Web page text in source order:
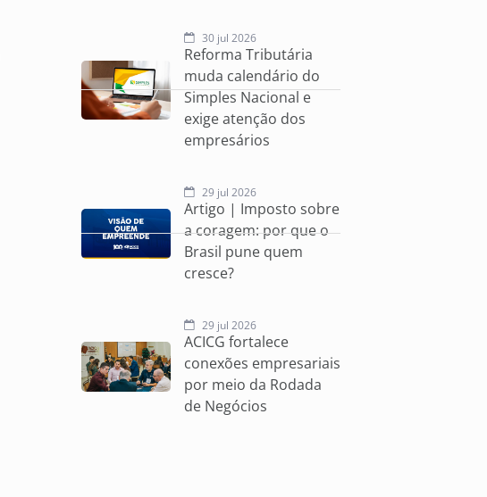
30 jul 2026
Reforma Tributária
muda calendário do
Simples Nacional e
exige atenção dos
empresários
29 jul 2026
Artigo | Imposto sobre
a coragem: por que o
Brasil pune quem
cresce?
29 jul 2026
ACICG fortalece
conexões empresariais
por meio da Rodada
de Negócios